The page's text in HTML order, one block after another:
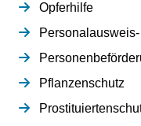
Opferhilfe
Pflanzenschutz